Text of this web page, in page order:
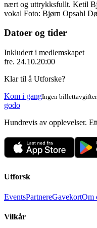
nært og uttrykksfullt. Ketil
vokal Foto: Bjørn Opsahl
Datoer og tider
Inkludert i medlemskapet
fre. 24.10.20:00
Klar til å Utforske?
Kom i gangIngen
godo
Hundrevis av opplevelser.
Utforsk
EventsPartnereGavekortOm
Vilkår